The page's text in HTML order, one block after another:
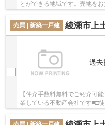
とができる地域です。売地を
売買 | 新築一戸建
綾瀬市上土棚北２
過去
【仲介手数料無料でご紹介可
業している不動産会社です■□